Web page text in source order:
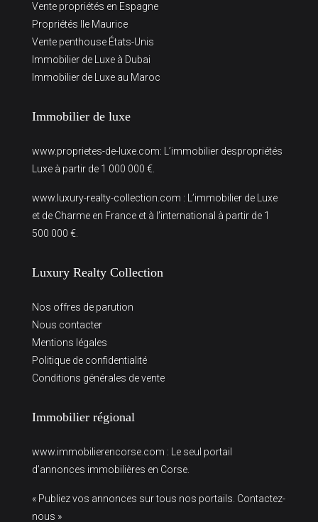
Vente propriétés en Espagne
Propriétés Ile Maurice
Vente penthouse États-Unis
Immobilier de Luxe à Dubai
Immobilier de Luxe au Maroc
Immobilier de luxe
www.proprietes-de-luxe.com: L’immobilier despropriétés
Luxe à partir de 1 000 000 €.
www.luxury-realty-collection.com : L’immobilier de Luxe
et de Charme en France et à l’international à partir de 1
500 000 €.
Luxury Realty Collection
Nos offres de parution
Nous contacter
Mentions légales
Politique de confidentialité
Conditions générales de vente
Immobilier régional
www.immobilierencorse.com : Le seul portail
d’annonces immobilières en Corse.
« Publiez vos annonces sur tous nos portails. Contactez-
nous »